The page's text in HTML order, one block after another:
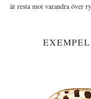
är resta mot varandra över